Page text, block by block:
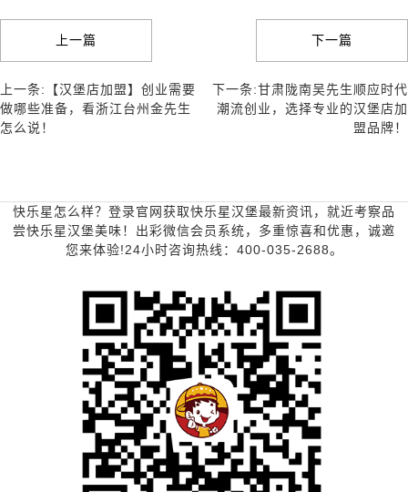
上一篇
上一条:【汉堡店加盟】创业需要
做哪些准备，看浙江台州金先生
怎么说！
下一篇
下一条:甘肃陇南吴先生顺应时代
潮流创业，选择专业的汉堡店加
盟品牌！
快乐星怎么样？登录官网获取快乐星汉堡最新资讯，就近考察品
尝快乐星汉堡美味！出彩微信会员系统，多重惊喜和优惠，诚邀
您来体验!24小时咨询热线：400-035-2688。